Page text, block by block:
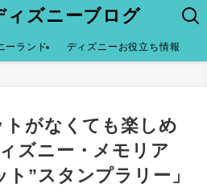
ィズニーブログ
ーランド ディズニーお役立ち情報
トがなくても楽しめ
ズニー・メモリア
”スタンプラリー」